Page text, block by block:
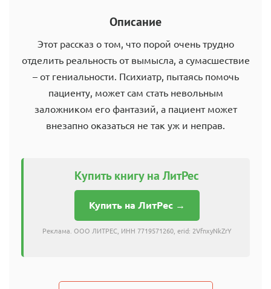
Описание
Этот рассказ о том, что порой очень трудно
отделить реальность от вымысла, а сумасшествие
– от гениальности. Психиатр, пытаясь помочь
пациенту, может сам стать невольным
заложником его фантазий, а пациент может
внезапно оказаться не так уж и неправ.
Купить книгу на ЛитРес
Купить на ЛитРес →
Реклама. ООО ЛИТРЕС, ИНН 7719571260, erid: 2VfnxyNkZrY